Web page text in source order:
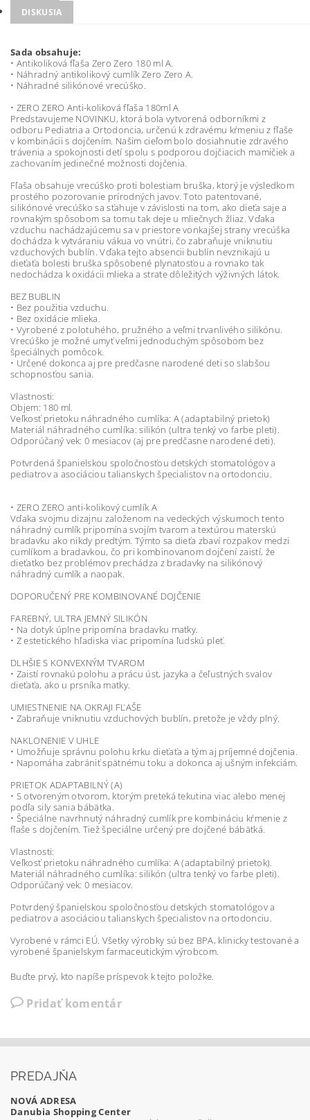
DISKUSIA
Sada obsahuje:
• Antikoliková fľaša Zero Zero 180 ml A.
• Náhradný antikolikový cumlík Zero Zero A.
• Náhradné silikónové vrecúško.
• ZERO ZERO Anti-koliková fľaša 180ml A
Predstavujeme NOVINKU, ktorá bola vytvorená odborníkmi z
odboru Pediatria a Ortodoncia, určenú k zdravému kŕmeniu z fľaše
v kombinácii s dojčením. Našim cieľom bolo dosiahnutie zdravého
trávenia a spokojnosti detí spolu s podporou dojčiacich mamičiek a
zachovaním jedinečné možnosti dojčenia.
Fľaša obsahuje vrecúško proti bolestiam bruška, ktorý je výsledkom
prostého pozorovanie prírodných javov. Toto patentované,
silikónové vrecúško sa sťahuje v závislosti na tom, ako dieťa saje a
rovnakým spôsobom sa tomu tak deje u mliečnych žliaz. Vďaka
vzduchu nachádzajúcemu sa v priestore vonkajšej strany vrecúška
dochádza k vytváraniu vákua vo vnútri, čo zabraňuje vniknutiu
vzduchových bublín. Vďaka tejto absencii bublín nevznikajú u
dieťaťa bolesti bruška spôsobené plynatosťou a rovnako tak
nedochádza k oxidácii mlieka a strate dôležitých výživných látok.
BEZ BUBLIN
• Bez použitia vzduchu.
• Bez oxidácie mlieka.
• Vyrobené z polotuhého, pružného a veľmi trvanlivého silikónu.
Vrecúško je možné umyť veľmi jednoduchým spôsobom bez
špeciálnych pomôcok.
• Určené dokonca aj pre predčasne narodené deti so slabšou
schopnosťou sania.
Vlastnosti:
Objem: 180 ml.
Veľkosť prietoku náhradného cumlíka: A (adaptabilný prietok)
Materiál náhradného cumlíka: silikón (ultra tenký vo farbe pleti).
Odporúčaný vek: 0 mesiacov (aj pre predčasne narodené deti).
Potvrdená španielskou spoločnosťou detských stomatológov a
pediatrov a asociáciou talianskych špecialistov na ortodonciu.
• ZERO ZERO anti-kolikový cumlík A
Vďaka svojmu dizajnu založenom na vedeckých výskumoch tento
náhradný cumlík pripomína svojím tvarom a textúrou materskú
bradavku ako nikdy predtým. Týmto sa dieťa zbaví rozpakov medzi
cumlíkom a bradavkou, čo pri kombinovanom dojčení zaistí, že
dieťatko bez problémov prechádza z bradavky na silikónový
náhradný cumlík a naopak.
DOPORUČENÝ PRE KOMBINOVANÉ DOJČENIE
FAREBNÝ, ULTRA JEMNÝ SILIKÓN
• Na dotyk úplne pripomína bradavku matky.
• Z estetického hľadiska viac pripomína ľudskú pleť.
DLHŠIE S KONVEXNÝM TVAROM
• Zaistí rovnakú polohu a prácu úst, jazyka a čeľustných svalov
dieťaťa, ako u prsníka matky.
UMIESTNENIE NA OKRAJI FĽAŠE
• Zabraňuje vniknutiu vzduchových bublín, pretože je vždy plný.
NAKLONENIE V UHLE
• Umožňuje správnu polohu krku dieťaťa a tým aj príjemné dojčenia.
• Napomáha zabrániť spätnému toku a dokonca aj ušným infekciám.
PRIETOK ADAPTABILNÝ (A)
• S otvoreným otvorom, ktorým preteká tekutina viac alebo menej
podľa sily sania bábätka.
• Špeciálne navrhnutý náhradný cumlík pre kombináciu kŕmenie z
fľaše s dojčením. Tiež špeciálne určený pre dojčené bábätká.
Vlastnosti:
Veľkosť prietoku náhradného cumlíka: A (adaptabilný prietok).
Materiál náhradného cumlíka: silikón (ultra tenký vo farbe pleti).
Odporúčaný vek: 0 mesiacov.
Potvrdený španielskou spoločnosťou detských stomatológov a
pediatrov a asociáciou talianskych špecialistov na ortodonciu.
Vyrobené v rámci EÚ. Všetky výrobky sú bez BPA, klinicky testované a
vyrobené španielskym farmaceutickým výrobcom.
Buďte prvý, kto napíše príspevok k tejto položke.
Pridať komentár
PREDAJŇA
NOVÁ ADRESA
Danubia Shopping Center